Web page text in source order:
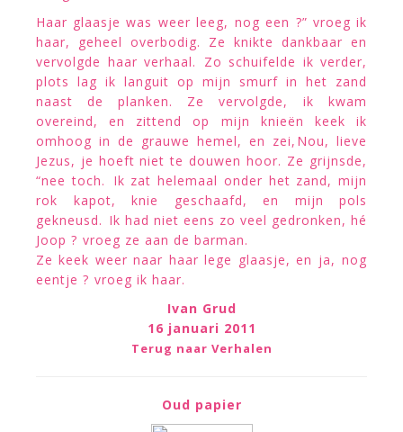
Haar glaasje was weer leeg, nog een ?” vroeg ik
haar, geheel overbodig. Ze knikte dankbaar en
vervolgde haar verhaal. Zo schuifelde ik verder,
plots lag ik languit op mijn smurf in het zand
naast de planken. Ze vervolgde, ik kwam
overeind, en zittend op mijn knieën keek ik
omhoog in de grauwe hemel, en zei,Nou, lieve
Jezus, je hoeft niet te douwen hoor. Ze grijnsde,
“nee toch. Ik zat helemaal onder het zand, mijn
rok kapot, knie geschaafd, en mijn pols
gekneusd. Ik had niet eens zo veel gedronken, hé
Joop ? vroeg ze aan de barman.
Ze keek weer naar haar lege glaasje, en ja, nog
eentje ? vroeg ik haar.
Ivan Grud
16 januari 2011
Terug naar Verhalen
Oud papier